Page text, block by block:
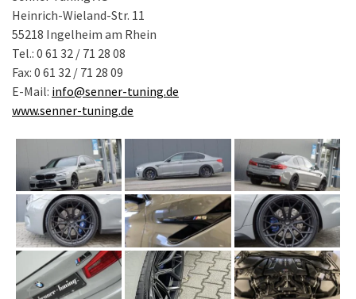
Heinrich-Wieland-Str. 11
55218 Ingelheim am Rhein
Tel.: 0 61 32 / 71 28 08
Fax: 0 61 32 / 71 28 09
E-Mail: info@senner-tuning.de
www.senner-tuning.de